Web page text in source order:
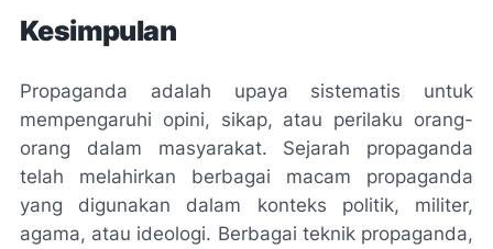
Kesimpulan
Propaganda adalah upaya sistematis untuk
mempengaruhi opini, sikap, atau perilaku orang-
orang dalam masyarakat. Sejarah propaganda
telah melahirkan berbagai macam propaganda
yang digunakan dalam konteks politik, militer,
agama, atau ideologi. Berbagai teknik propaganda,